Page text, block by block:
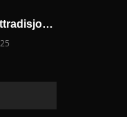
Norske mattradisjoner som holder på å forsvinne